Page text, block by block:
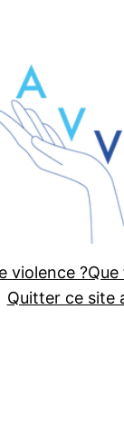
violence ?Que
Quitter ce site